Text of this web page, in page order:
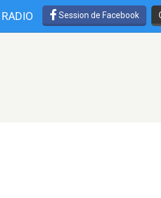
RADIO Session de Facebook